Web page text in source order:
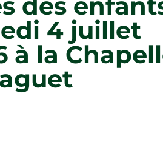
des
4 juillet
à la